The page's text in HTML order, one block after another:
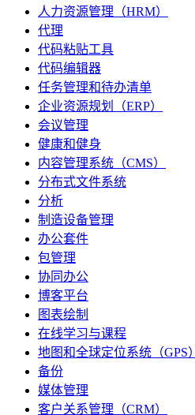
人力资源管理（HRM）
代理
代码粘贴工具
代码编辑器
任务管理和待办清单
企业资源规划（ERP）
会议管理
健康和健身
内容管理系统（CMS）
分布式文件系统
分析
制造设备管理
办公套件
包管理
协同办公
博客平台
图表绘制
在线学习与课程
地图和全球定位系统（GPS）
备份
媒体管理
客户关系管理（CRM）